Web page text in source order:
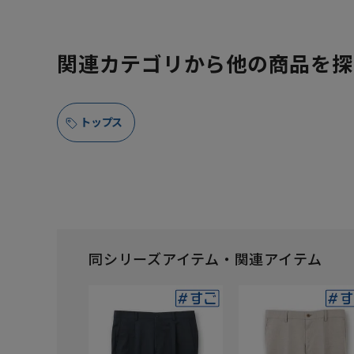
関連カテゴリから他の商品を
トップス
同シリーズアイテム・関連アイテム